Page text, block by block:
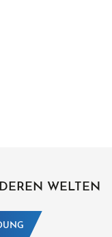
WELTEN